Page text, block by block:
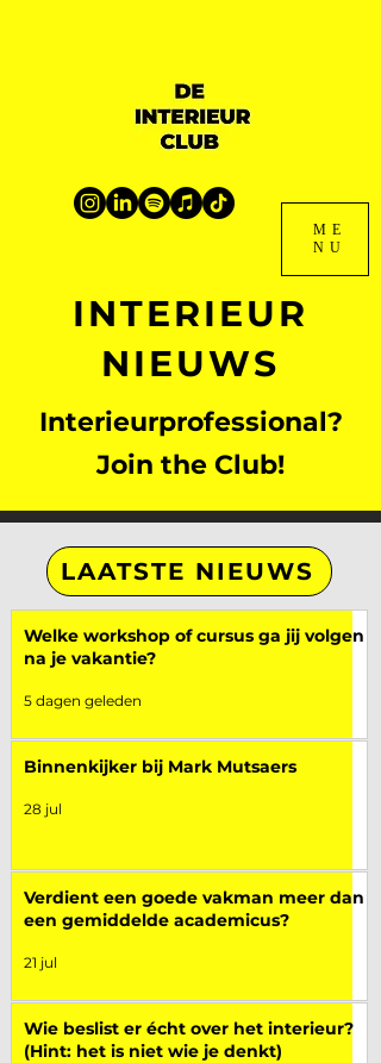
ME
NU
INTERIEUR
NIEUWS
Interieurprofessional?
Join the Club!
LAATSTE NIEUWS
Welke workshop of cursus ga jij volgen
na je vakantie?
5 dagen geleden
Binnenkijker bij Mark Mutsaers
28 jul
Verdient een goede vakman meer dan
een gemiddelde academicus?
21 jul
Wie beslist er écht over het interieur?
(Hint: het is niet wie je denkt)